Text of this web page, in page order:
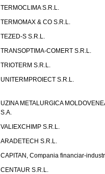
TERMOCLIMA S.R.L.
TERMOMAX & CO S.R.L.
TEZED-S S.R.L.
TRANSOPTIMA-COMERT S.R.L.
TRIOTERM S.R.L.
UNITERMPROIECT S.R.L.
UZINA METALURGICA
S.A.
VALIEXCHIMP S.R.L.
ARADETECH S.R.L.
CAPITAN, Compania financiar-
CENTAUR S.R.L.